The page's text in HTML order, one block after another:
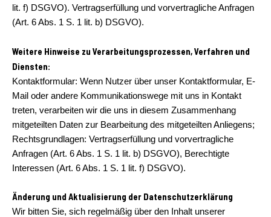
lit. f) DSGVO). Vertragserfüllung und vorvertragliche Anfragen
(Art. 6 Abs. 1 S. 1 lit. b) DSGVO).
Weitere Hinweise zu Verarbeitungsprozessen, Verfahren und
Diensten:
Kontaktformular: Wenn Nutzer über unser Kontaktformular, E-
Mail oder andere Kommunikationswege mit uns in Kontakt
treten, verarbeiten wir die uns in diesem Zusammenhang
mitgeteilten Daten zur Bearbeitung des mitgeteilten Anliegens;
Rechtsgrundlagen: Vertragserfüllung und vorvertragliche
Anfragen (Art. 6 Abs. 1 S. 1 lit. b) DSGVO), Berechtigte
Interessen (Art. 6 Abs. 1 S. 1 lit. f) DSGVO).
Änderung und Aktualisierung der Datenschutzerklärung
Wir bitten Sie, sich regelmäßig über den Inhalt unserer